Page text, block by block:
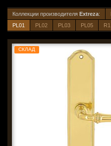
Коллекции производителя Extreza:
PL01
PL02 PL03 PL05 R1
СКЛАД